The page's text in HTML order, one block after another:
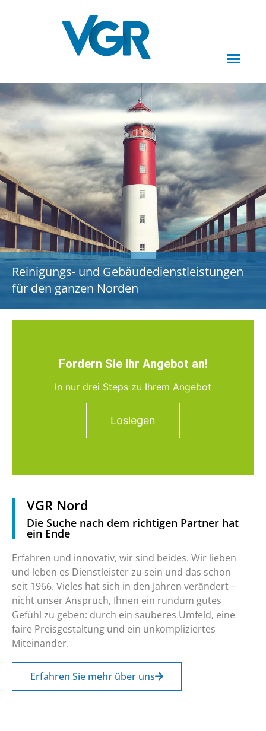
Reinigungs- und Gebäudedienstleistungen
für den ganzen Norden
VGR Nord
Die Suche nach dem richtigen Partner hat
ein Ende
Erfahren und innovativ, wir sind beides. Wir lieben
und leben es Dienstleister zu sein und das schon
seit 1966. Vieles hat sich in den Jahren verändert –
nicht unser Anspruch, Ihnen ein rundum gutes
Gefühl zu geben: durch ein sauberes Umfeld, eine
faire Preisgestaltung und ein unkompliziertes
Miteinander.
Erfahren Sie mehr über uns
Fordern Sie Ihr Angebot an!
In nur drei Steps zu Ihrem Angebot
Loslegen